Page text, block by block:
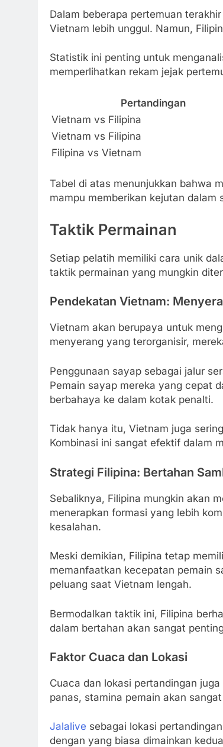
Dalam beberapa pertemuan
Vietnam lebih unggul. Namun,
Statistik ini penting untuk
memperlihatkan rekam jejak
Pertandingan
Vietnam vs Filipina
Vietnam vs Filipina
Filipina vs Vietnam
Tabel di atas menunjukkan bahwa
mampu memberikan kejutan dalam
Taktik Permainan
Setiap pelatih memiliki cara unik
taktik permainan yang mungkin
Pendekatan Vietnam:
Vietnam akan berupaya untuk
menyerang yang terorganisir,
Penggunaan sayap sebagai jalur
Pemain sayap mereka yang cepat
berbahaya ke dalam kotak penalti.
Tidak hanya itu, Vietnam juga
Kombinasi ini sangat efektif dalam
Strategi Filipina: Bertahan
Sebaliknya, Filipina mungkin akan
menerapkan formasi yang lebih
kesalahan.
Meski demikian, Filipina tetap
memanfaatkan kecepatan pemain
peluang saat Vietnam lengah.
Bermodalkan taktik ini, Filipina
dalam bertahan akan sangat
Faktor Cuaca dan Lokasi
Cuaca dan lokasi pertandingan
panas, stamina pemain akan
Jalalive sebagai lokasi
dengan yang biasa dimainkan